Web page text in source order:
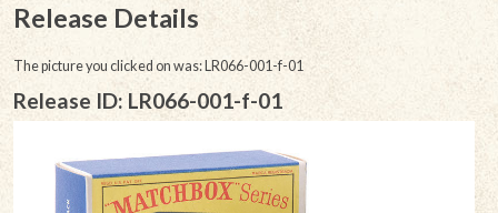
Release Details
The picture you clicked on was: LR066-001-f-01
Release ID: LR066-001-f-01